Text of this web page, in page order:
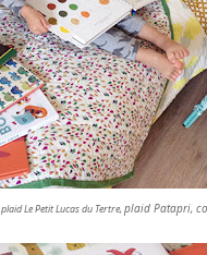
plaid Le Petit Lucas du Tertre, plaid Patapri,